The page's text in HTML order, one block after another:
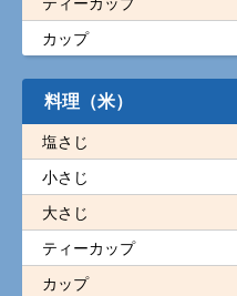
カップ
料理（米）
塩さじ
小さじ
大さじ
ティーカップ
カップ